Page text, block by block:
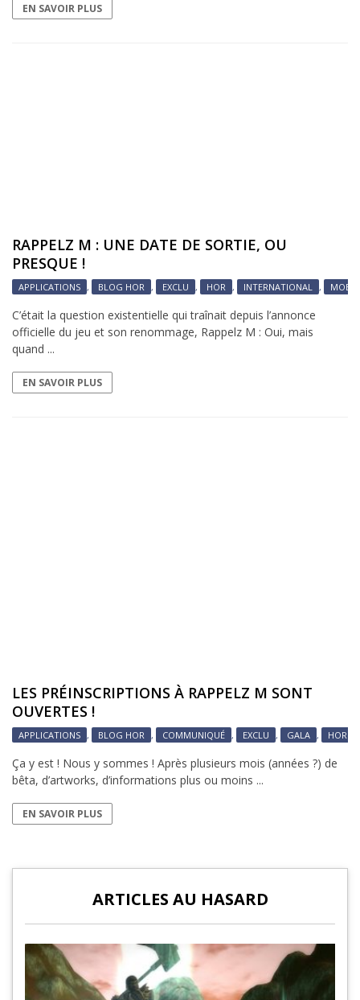
EN SAVOIR PLUS
RAPPELZ M : UNE DATE DE SORTIE, OU
PRESQUE !
APPLICATIONS , BLOG HOR , EXCLU , HOR , INTERNATIONAL ,
C’était la question existentielle qui traînait depuis l’annonce
officielle du jeu et son renommage, Rappelz M : Oui, mais
quand ...
EN SAVOIR PLUS
LES PRÉINSCRIPTIONS À RAPPELZ M SONT
OUVERTES !
APPLICATIONS , BLOG HOR , COMMUNIQUÉ , EXCLU , GALA , HOR
Ça y est ! Nous y sommes ! Après plusieurs mois (années ?) de
bêta, d’artworks, d’informations plus ou moins ...
EN SAVOIR PLUS
ARTICLES AU HASARD